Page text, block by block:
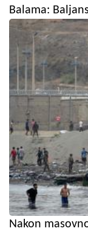
Balama:
Nakon